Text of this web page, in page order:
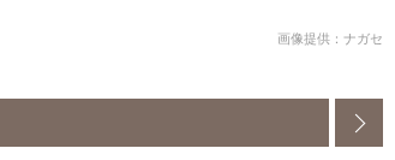
画像提供：ナガセ